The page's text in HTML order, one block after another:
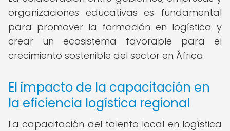
organizaciones educativas es fundamental
para promover la formación en logística y
crear un ecosistema favorable para el
crecimiento sostenible del sector en África.
El impacto de la capacitación en
la eficiencia logística regional
La capacitación del talento local en logística